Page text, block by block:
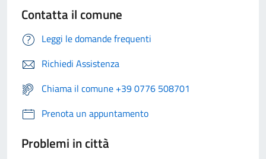
Contatta il comune
Leggi le domande frequenti
Richiedi Assistenza
Chiama il comune +39 0776 508701
Prenota un appuntamento
Problemi in città